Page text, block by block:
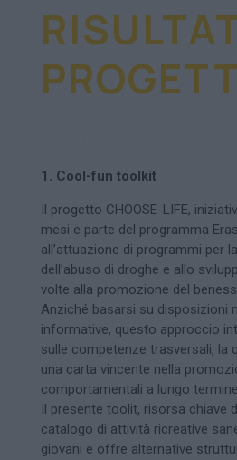
1. Cool-fun toolkit
Il progetto CHOOSE-LIFE,
mesi e parte del programma
all’attuazione di programmi per
dell’abuso di droghe e allo
volte alla promozione del
Anziché basarsi su disposizioni
informative, questo approccio
sulle competenze trasversali, la
una carta vincente nella
comportamentali a lungo
Il presente toolit, risorsa chiave
catalogo di attività ricreative
giovani e offre alternative